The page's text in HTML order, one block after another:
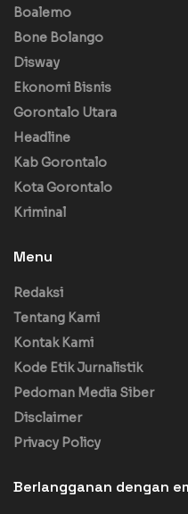
Boalemo
Bone Bolango
Disway
Ekonomi Bisnis
Gorontalo Utara
Headline
Kab Gorontalo
Kota Gorontalo
Kriminal
Menu
Redaksi
Tentang Kami
Kontak Kami
Kode Etik Jurnalistik
Pedoman Media Siber
Disclaimer
Privacy Policy
Berlangganan dengan